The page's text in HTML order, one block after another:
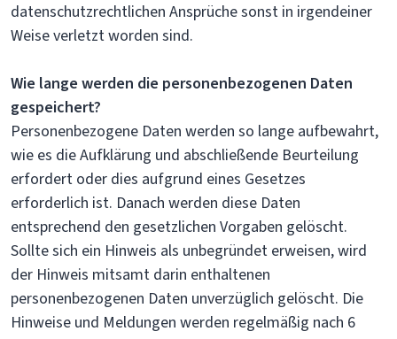
datenschutzrechtlichen Ansprüche sonst in irgendeiner
Weise verletzt worden sind.
Wie lange werden die personenbezogenen Daten
gespeichert?
Personenbezogene Daten werden so lange aufbewahrt,
wie es die Aufklärung und abschließende Beurteilung
erfordert oder dies aufgrund eines Gesetzes
erforderlich ist. Danach werden diese Daten
entsprechend den gesetzlichen Vorgaben gelöscht.
Sollte sich ein Hinweis als unbegründet erweisen, wird
der Hinweis mitsamt darin enthaltenen
personenbezogenen Daten unverzüglich gelöscht. Die
Hinweise und Meldungen werden regelmäßig nach 6